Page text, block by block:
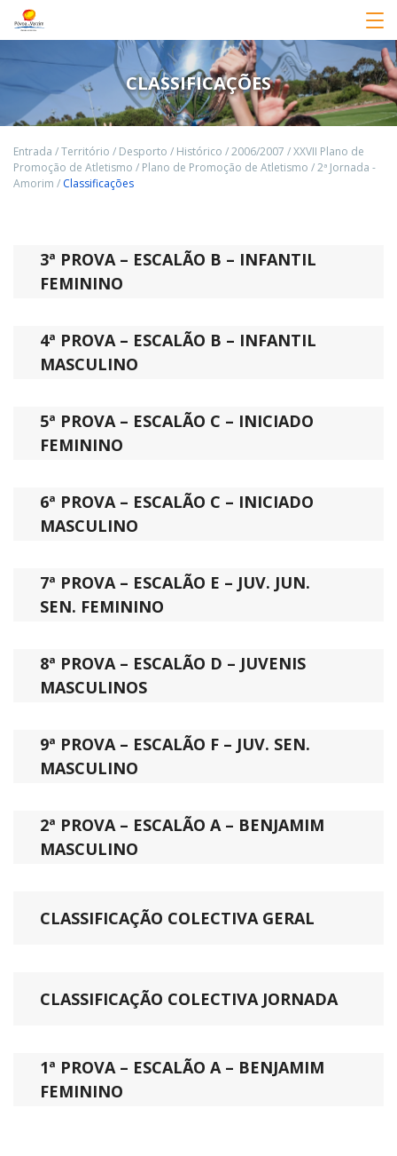
CLASSIFICAÇÕES
Entrada /Território / Desporto / Histórico /2006/2007 /XXVII Plano de
Promoção de Atletismo / Plano de Promoção de Atletismo /2ª Jornada -
Amorim / Classificações
3ª PROVA – ESCALÃO B – INFANTIL
FEMININO
4ª PROVA – ESCALÃO B – INFANTIL
MASCULINO
5ª PROVA – ESCALÃO C – INICIADO
FEMININO
6ª PROVA – ESCALÃO C – INICIADO
MASCULINO
7ª PROVA – ESCALÃO E – JUV. JUN.
SEN. FEMININO
8ª PROVA – ESCALÃO D – JUVENIS
MASCULINOS
9ª PROVA – ESCALÃO F – JUV. SEN.
MASCULINO
2ª PROVA – ESCALÃO A – BENJAMIM
MASCULINO
CLASSIFICAÇÃO COLECTIVA GERAL
CLASSIFICAÇÃO COLECTIVA JORNADA
1ª PROVA – ESCALÃO A – BENJAMIM
FEMININO